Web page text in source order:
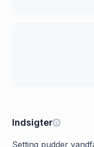
Indsigter
Setting pudder